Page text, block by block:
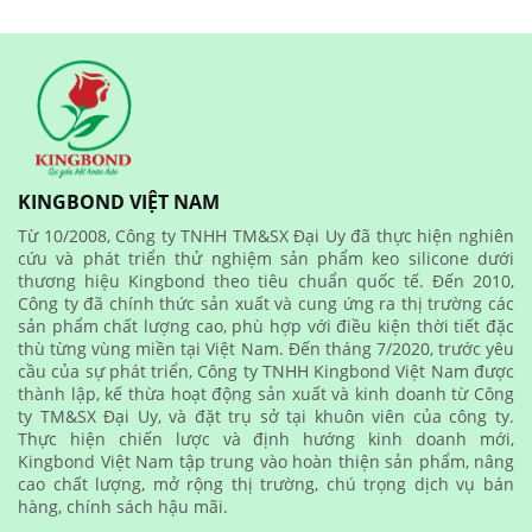
KINGBOND VIỆT NAM
Từ 10/2008, Công ty TNHH TM&SX Đại Uy đã thực hiện nghiên
cứu và phát triển thử nghiệm sản phẩm keo silicone dưới
thương hiệu Kingbond theo tiêu chuẩn quốc tế. Đến 2010,
Công ty đã chính thức sản xuất và cung ứng ra thị trường các
sản phẩm chất lượng cao, phù hợp với điều kiện thời tiết đặc
thù từng vùng miền tại Việt Nam. Đến tháng 7/2020, trước yêu
cầu của sự phát triển, Công ty TNHH Kingbond Việt Nam được
thành lập, kế thừa hoạt động sản xuất và kinh doanh từ Công
ty TM&SX Đại Uy, và đặt trụ sở tại khuôn viên của công ty.
Thực hiện chiến lược và định hướng kinh doanh mới,
Kingbond Việt Nam tập trung vào hoàn thiện sản phẩm, nâng
cao chất lượng, mở rộng thị trường, chú trọng dịch vụ bán
hàng, chính sách hậu mãi.